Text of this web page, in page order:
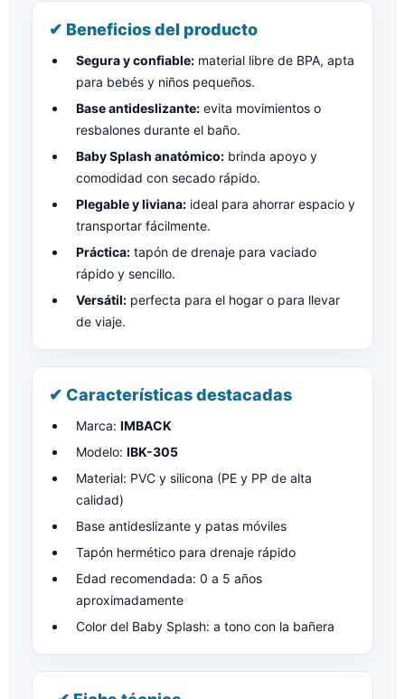
✔ Beneficios del producto
Segura y confiable: material libre de BPA, apta
para bebés y niños pequeños.
Base antideslizante: evita movimientos o
resbalones durante el baño.
Baby Splash anatómico: brinda apoyo y
comodidad con secado rápido.
Plegable y liviana: ideal para ahorrar espacio y
transportar fácilmente.
Práctica: tapón de drenaje para vaciado
rápido y sencillo.
Versátil: perfecta para el hogar o para llevar
de viaje.
✔ Características destacadas
Marca: IMBACK
Modelo: IBK-305
Material: PVC y silicona (PE y PP de alta
calidad)
Base antideslizante y patas móviles
Tapón hermético para drenaje rápido
Edad recomendada: 0 a 5 años
aproximadamente
Color del Baby Splash: a tono con la bañera